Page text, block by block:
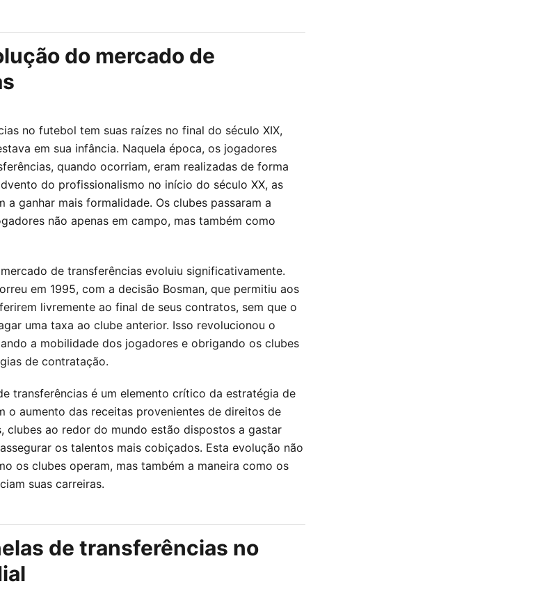
do mercado de
no futebol tem suas raízes no final do século XIX,
em sua infância. Naquela época, os jogadores
quando ocorriam, eram realizadas de forma
do profissionalismo no início do século XX, as
a ganhar mais formalidade. Os clubes passaram a
não apenas em campo, mas também como
de transferências evoluiu significativamente.
em 1995, com a decisão Bosman, que permitiu aos
livremente ao final de seus contratos, sem que o
uma taxa ao clube anterior. Isso revolucionou o
a mobilidade dos jogadores e obrigando os clubes
de contratação.
transferências é um elemento crítico da estratégia de
o aumento das receitas provenientes de direitos de
clubes ao redor do mundo estão dispostos a gastar
os talentos mais cobiçados. Esta evolução não
os clubes operam, mas também a maneira como os
suas carreiras.
de transferências no